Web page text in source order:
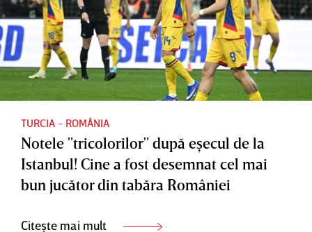
TURCIA - ROMÂNIA
Notele "tricolorilor" după eşecul de la
Istanbul! Cine a fost desemnat cel mai
bun jucător din tabăra României
Citește mai mult